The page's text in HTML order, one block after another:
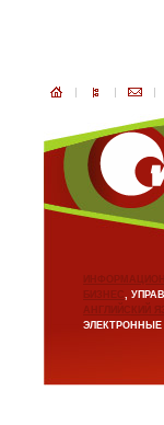
БИЗНЕС,
АНГЛИЙСКИЙ
ЭЛЕКТРОННЫЕ